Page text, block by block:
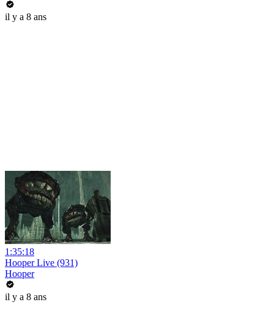
il y a 8 ans
1:35:18
Hooper Live (931)
Hooper
il y a 8 ans